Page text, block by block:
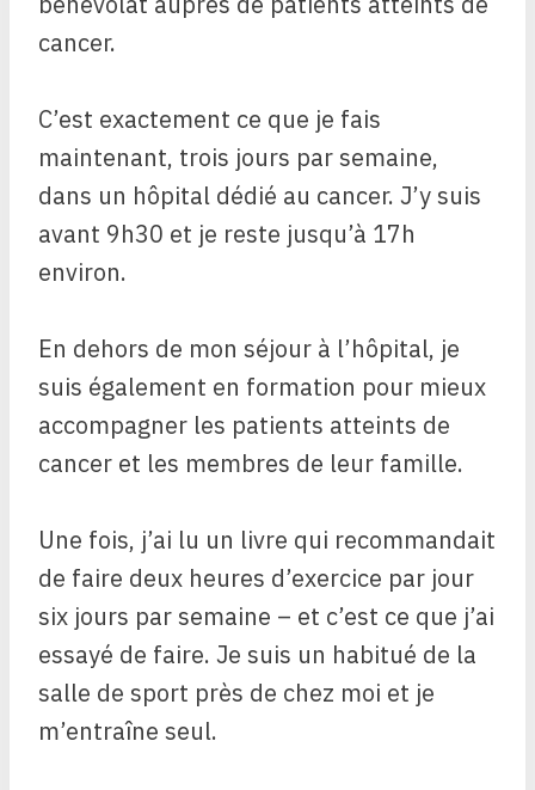
cancer.
C’est exactement ce que je fais
maintenant, trois jours par semaine,
dans un hôpital dédié au cancer. J’y suis
avant 9h30 et je reste jusqu’à 17h
environ.
En dehors de mon séjour à l’hôpital, je
suis également en formation pour mieux
accompagner les patients atteints de
cancer et les membres de leur famille.
Une fois, j’ai lu un livre qui recommandait
de faire deux heures d’exercice par jour
six jours par semaine – et c’est ce que j’ai
essayé de faire. Je suis un habitué de la
salle de sport près de chez moi et je
m’entraîne seul.